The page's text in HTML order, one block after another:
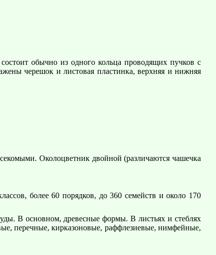
обычно из одного кольца проводящих пучков с
черешок и листовая пластинка, верхняя и нижняя
Околоцветник двойной (различаются чашечка
более 60 порядков, до 360 семейств и около 170
В основном, древесные формы. В листьях и стеблях
перечные, кирказоновые, раффлезиевые, нимфейные,